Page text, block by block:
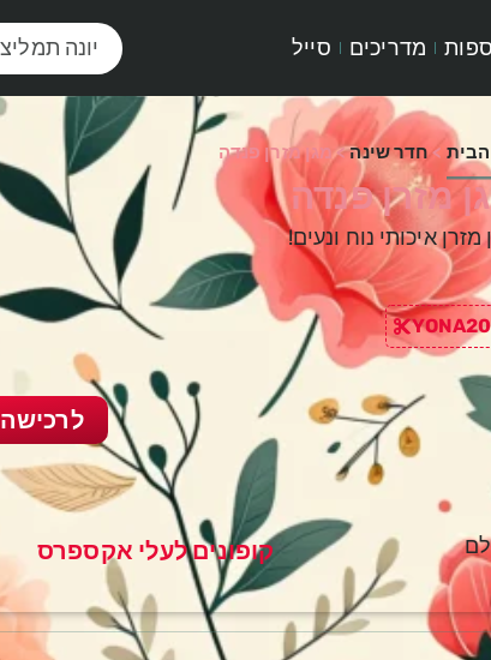
מדריכים סייל
הבית >חדר שינה>מגן מזרן פנדה
מזרן פנדה
מזרן איכותי נוח ונעים!
YONA20
לרכישה
קופונים לעלי אקספרס